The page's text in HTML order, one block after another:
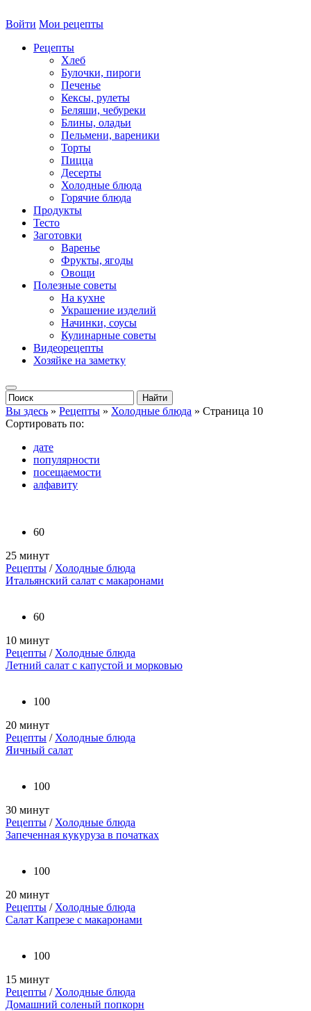
Войти Мои рецепты
Рецепты
Хлеб
Булочки, пироги
Печенье
Кексы, рулеты
Беляши, чебуреки
Блины, оладьи
Пельмени, вареники
Торты
Пицца
Десерты
Холодные блюда
Горячие блюда
Продукты
Тесто
Заготовки
Варенье
Фрукты, ягоды
Овощи
Полезные советы
На кухне
Украшение изделий
Начинки, соусы
Кулинарные советы
Видеорецепты
Хозяйке на заметку
Вы здесь » Рецепты » Холодные блюда » Страница 10
Сортировать по:
дате
популярности
посещаемости
алфавиту
60
25 минут
Рецепты / Холодные блюда
Итальянский салат с макаронами
60
10 минут
Рецепты / Холодные блюда
Летний салат с капустой и морковью
100
20 минут
Рецепты / Холодные блюда
Яичный салат
100
30 минут
Рецепты / Холодные блюда
Запеченная кукуруза в початках
100
20 минут
Рецепты / Холодные блюда
Салат Капрезе с макаронами
100
15 минут
Рецепты / Холодные блюда
Домашний соленый попкорн